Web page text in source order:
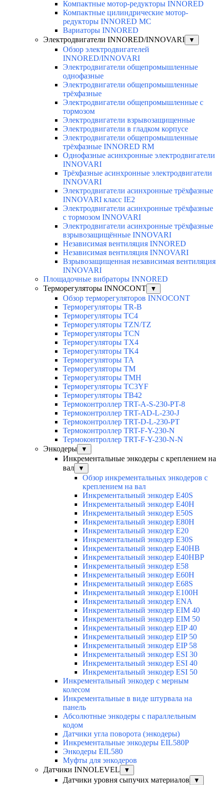
Компактные мотор-редукторы INNORED
Компактные цилиндрические мотор-
редукторы INNORED MC
Вариаторы INNORED
Электродвигатели INNORED/INNOVARI
▼
Обзор электродвигателей
INNORED/INNOVARI
Электродвигатели общепромышленные
однофазные
Электродвигатели общепромышленные
трёхфазные
Электродвигатели общепромышленные с
тормозом
Электродвигатели взрывозащищенные
Электродвигатели в гладком корпусе
Электродвигатели общепромышленные
трёхфазные INNORED RM
Однофазные асинхронные электродвигатели
INNOVARI
Трёхфазные асинхронные электродвигатели
INNOVARI
Электродвигатели асинхронные трёхфазные
INNOVARI класс IE2
Электродвигатели асинхронные трёхфазные
с тормозом INNOVARI
Электродвигатели асинхронные трёхфазные
взрывозащищённые INNOVARI
Независимая вентиляция INNORED
Независимая вентиляция INNOVARI
Взрывозащищенная независимая вентиляция
INNOVARI
Площадочные вибраторы INNORED
Терморегуляторы INNOCONT
▼
Обзор терморегуляторов INNOCONT
Терморегуляторы TR-B
Терморегуляторы TC4
Терморегуляторы TZN/TZ
Терморегуляторы TCN
Терморегуляторы TX4
Терморегуляторы TK4
Терморегуляторы TA
Терморегуляторы TM
Терморегуляторы TMH
Терморегуляторы TC3YF
Терморегуляторы TB42
Термоконтроллер TRT-A-S-230-PT-8
Термоконтроллер TRT-AD-L-230-J
Термоконтроллер TRT-D-L-230-PT
Термоконтроллер TRT-F-Y-230-N
Термоконтроллер TRT-F-Y-230-N-N
Энкодеры
▼
Инкрементальные энкодеры с креплением на
вал
▼
Обзор инкрементальных энкодеров с
креплением на вал
Инкрементальный энкодер E40S
Инкрементальный энкодер E40H
Инкрементальный энкодер E50S
Инкрементальный энкодер E80H
Инкрементальный энкодер E20
Инкрементальный энкодер E30S
Инкрементальный энкодер E40HB
Инкрементальный энкодер E40HBP
Инкрементальный энкодер E58
Инкрементальный энкодер E60H
Инкрементальный энкодер E68S
Инкрементальный энкодер E100H
Инкрементальный энкодер ENA
Инкрементальный энкодер EIM 40
Инкрементальный энкодер EIM 50
Инкрементальный энкодер EIP 40
Инкрементальный энкодер EIP 50
Инкрементальный энкодер EIP 58
Инкрементальный энкодер ESI 30
Инкрементальный энкодер ESI 40
Инкрементальный энкодер ESI 50
Инкрементальный энкодер с мерным
колесом
Инкрементальные в виде штурвала на
панель
Абсолютные энкодеры с параллельным
кодом
Датчики угла поворота (энкодеры)
Инкрементальные энкодеры EIL580P
Энкодеры EIL580
Муфты для энкодеров
Датчики INNOLEVEL
▼
Датчики уровня сыпучих материалов ▼